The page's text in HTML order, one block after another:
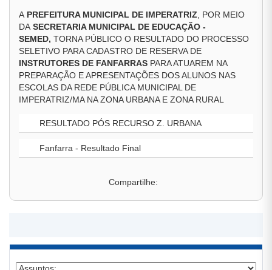
A PREFEITURA MUNICIPAL DE IMPERATRIZ , POR MEIO
DA SECRETARIA MUNICIPAL DE EDUCAÇÃO -
SEMED, TORNA PÚBLICO O RESULTADO DO PROCESSO
SELETIVO PARA CADASTRO DE RESERVA DE
INSTRUTORES DE FANFARRAS PARA ATUAREM NA
PREPARAÇÃO E APRESENTAÇÕES DOS ALUNOS NAS
ESCOLAS DA REDE PÚBLICA MUNICIPAL DE
IMPERATRIZ/MA NA ZONA URBANA E ZONA RURAL
RESULTADO PÓS RECURSO Z. URBANA
Fanfarra - Resultado Final
Compartilhe: